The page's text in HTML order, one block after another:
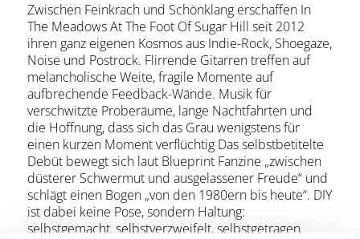
Zwischen Feinkrach und Schönklang erschaffen In
The Meadows At The Foot Of Sugar Hill seit 2012
ihren ganz eigenen Kosmos aus Indie-Rock, Shoegaze,
Noise und Postrock. Flirrende Gitarren treffen auf
melancholische Weite, fragile Momente auf
aufbrechende Feedback-Wände. Musik für
verschwitzte Proberäume, lange Nachtfahrten und
die Hoffnung, dass sich das Grau wenigstens für
einen kurzen Moment verflüchtig Das selbstbetitelte
Debüt bewegt sich laut Blueprint Fanzine „zwischen
düsterer Schwermut und ausgelassener Freude“ und
schlägt einen Bogen „von den 1980ern bis heute“. DIY
ist dabei keine Pose, sondern Haltung:
selbstgemacht, selbstverzweifelt, selbstgetragen.